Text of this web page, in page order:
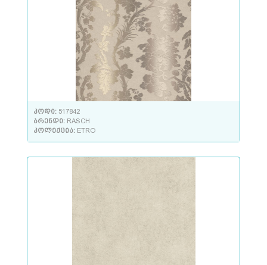
კოდი: 517842
ბრენდი: RASCH
კოლექცია: ETRO